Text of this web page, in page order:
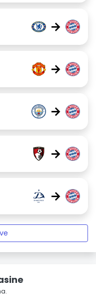
→
→
→
→
→